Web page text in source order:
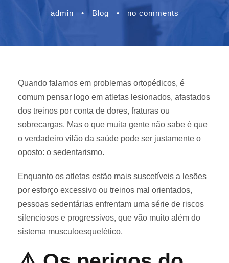
admin • Blog • no comments
Quando falamos em problemas ortopédicos, é
comum pensar logo em atletas lesionados, afastados
dos treinos por conta de dores, fraturas ou
sobrecargas. Mas o que muita gente não sabe é que
o verdadeiro vilão da saúde pode ser justamente o
oposto: o sedentarismo.
Enquanto os atletas estão mais suscetíveis a lesões
por esforço excessivo ou treinos mal orientados,
pessoas sedentárias enfrentam uma série de riscos
silenciosos e progressivos, que vão muito além do
sistema musculoesquelético.